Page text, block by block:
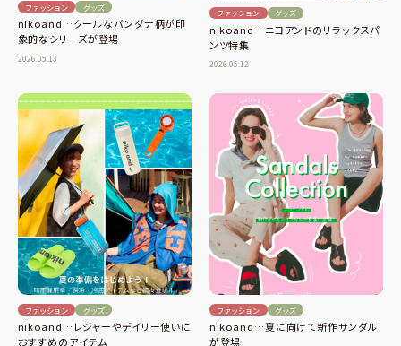
ファッション グッズ
nikoand…クールなバンダナ柄が印
象的なシリーズが登場
2026.05.13
ファッション グッズ
nikoand…ニコアンドのリラックスパ
ンツ特集
2026.05.12
ファッション グッズ
nikoand…レジャーやデイリー使いに
おすすめのアイテム
ファッション グッズ
nikoand…夏に向けて新作サンダル
が登場